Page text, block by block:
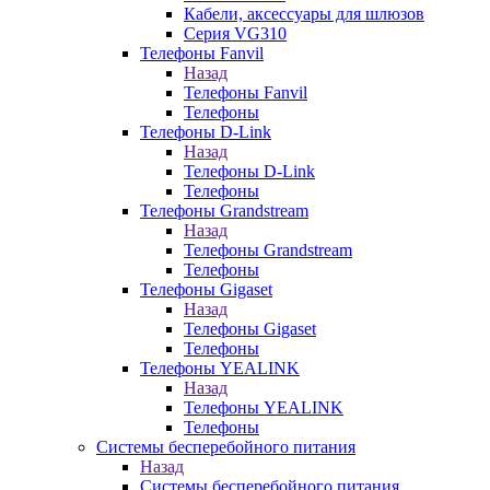
Кабели, аксессуары для шлюзов
Серия VG310
Телефоны Fanvil
Назад
Телефоны Fanvil
Телефоны
Телефоны D-Link
Назад
Телефоны D-Link
Телефоны
Телефоны Grandstream
Назад
Телефоны Grandstream
Телефоны
Телефоны Gigaset
Назад
Телефоны Gigaset
Телефоны
Телефоны YEALINK
Назад
Телефоны YEALINK
Телефоны
Системы бесперебойного питания
Назад
Системы бесперебойного питания